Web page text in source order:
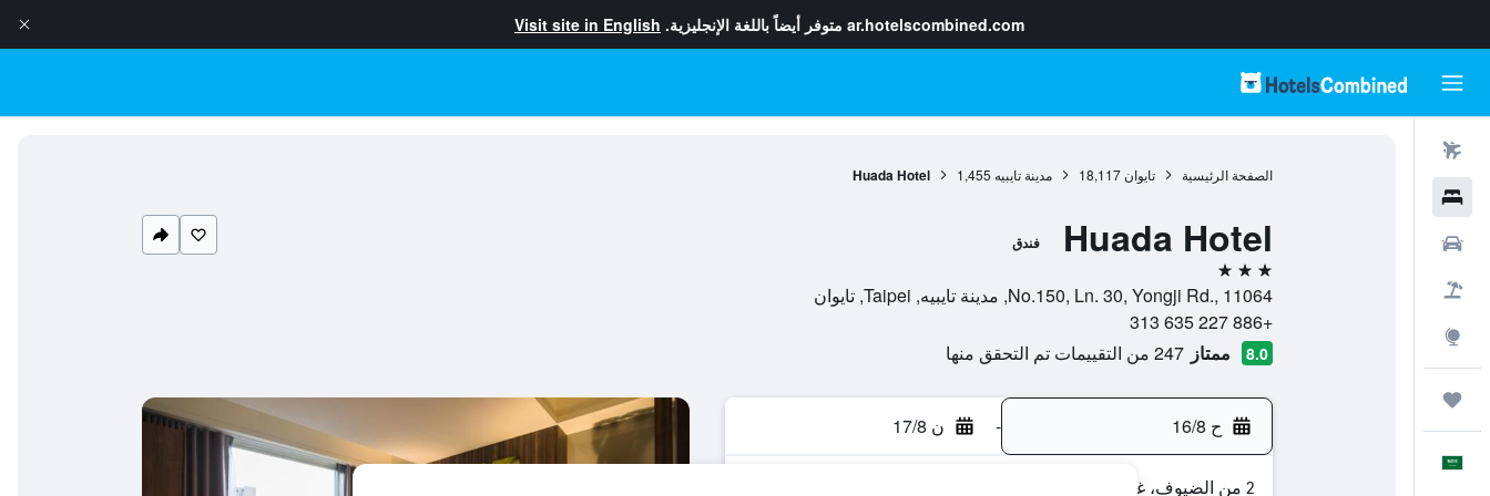
ar.hotelscombined.com متوفر أيضاً باللغة الإنجليزية. Visit site in English
الصفحة الرئيسية تايوان 18,117 مدينة تايبيه 1,455
Huada Hotel
Huada Hotel فندق
3 نجوم
No.150, Ln. 30, Yongji Rd., 11064, مدينة تايبيه, Taipei, تايوان
+886 227 635 313
8.0 ممتاز 247 من التقييمات تم التحقق منها
ح 16/8 - ن 17/8
2 من الضيوف، غرفة واحدة